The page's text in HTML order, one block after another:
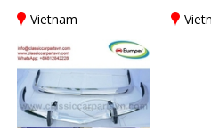
Vietnam